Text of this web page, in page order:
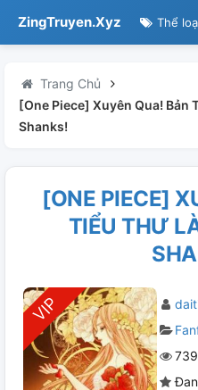
ZingTruyen.Xyz Thể
Trang Chủ
[One Piece] Xuyên Qua! Bản
Shanks!
[ONE PIECE]
TIỂU THƯ